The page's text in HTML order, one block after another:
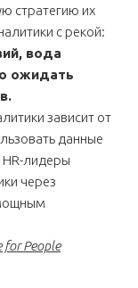
стратегию их
с рекой:
вода
ожидать
зависит от
данные
лидеры
через
for People